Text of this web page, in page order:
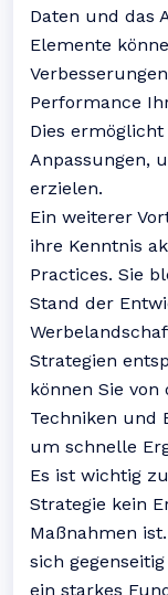
Daten und das
Elemente
Performance
Dies
Anpassungen,
erzielen.
Ein weiterer
ihre Kenntnis
Practices. Sie
Stand der
Strategien
können Sie von
Techniken und
um schnelle
Es ist wichtig
Strategie kein
Maßnahmen
sich
ein starkes